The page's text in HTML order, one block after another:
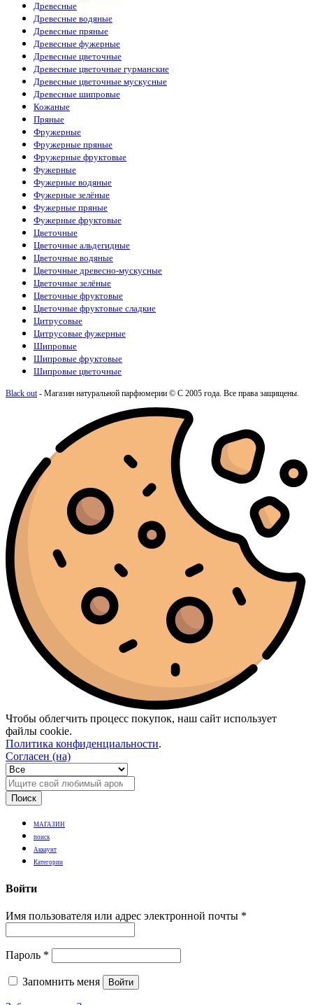
Древесные
Древесные водяные
Древесные пряные
Древесные фужерные
Древесные цветочные
Древесные цветочные гурманские
Древесные цветочные мускусные
Древесные шипровые
Кожаные
Пряные
Фружерные
Фружерные пряные
Фружерные фруктовые
Фужерные
Фужерные водяные
Фужерные зелёные
Фужерные пряные
Фужерные фруктовые
Цветочные
Цветочные альдегидные
Цветочные водяные
Цветочные древесно-мускусные
Цветочные зелёные
Цветочные фруктовые
Цветочные фруктовые сладкие
Цитрусовые
Цитрусовые фужерные
Шипровые
Шипровые фруктовые
Шипровые цветочные
Black out- Магазин натуральной парфюмерии © С 2005 года. Все права защищены.
Чтобы облегчить процесс покупок, наш сайт использует
файлы cookie.
Политика конфиденциальности.
Согласен (на)
Поиск
МАГАЗИН
поиск
Аккаунт
Категории
Войти
Имя пользователя или адрес электронной почты *
Пароль *
Запомнить меня Войти